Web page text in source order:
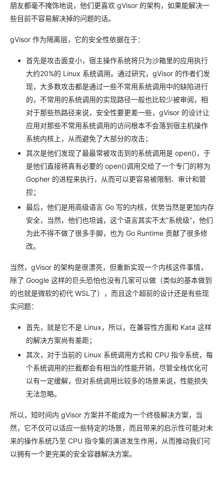
朋友都毫不掩饰地说，他们更喜欢 gVisor 的架构，如果能解决一
些目前不容易解决掉的问题的话。
gVisor 作为隔离层，它的安全性依据在于：
首先是攻击面变小，宿主操作系统将只为沙箱里的应用执行
大约20%的 Linux 系统调用。通过研究，gVisor 的作者们发
现，大多数攻击都是通过一些不常用系统调用中的缺陷进行
的，不常用的系统调用的实现路径一般也比较少被审阅，相
对于那些热路径来说，安全性要更差一些，gVisor 的设计让
应用对那些不常用系统调用的访问根本不会落到宿主机操作
系统内核上，从而避免了大部分的攻击；
其次是他们发现了最最常被攻击到的系统调用是 open()，于
是他们直接将真有必要的 open()调用交给了一个专门的称为
Gopher 的进程来执行，从而可以更容易被限制、审计和管
控；
最后，他们是用高级语言 Go 写的内核，优势当然是更加内存
安全，当然，他们也坦诚，这个语言其实不太“系统级”，他们
为此不得不做了很多手脚，也为 Go Runtime 贡献了很多修
改。
当然，gVisor 的架构是很漂亮，但重新实现一个内核这件事情，
除了 Google 这样的巨头恐怕也没有几家可以做（类似的基本做到
的也就是微软的初代 WSL了），而且这个超前的设计还是有些现
实问题：
首先，就是它不是 Linux，所以，在兼容性方面和 Kata 这样
的解决方案尚有差距；
其次，对于当前的 Linux 系统调用方式和 CPU 指令系统，每
个系统调用的拦截都会有相当的性能开销，尽管全栈优化可
以有一定缓解，但对系统调用比较多的场景来说，性能损失
无法忽略。
所以，短时间内 gVisor 方案并不能成为一个终极解决方案，当
然，它不仅可以适应一些特定的场景，而且带来的启示性可能对未
来的操作系统乃至 CPU 指令集的演进发生作用，从而推动我们可
以拥有一个更完美的安全容器解决方案。